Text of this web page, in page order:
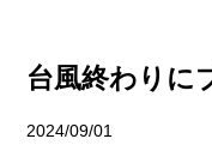
台風終わりに
2024/09/01